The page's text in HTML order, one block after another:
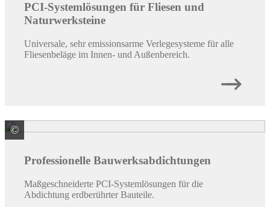
PCI-Systemlösungen für Fliesen und
Naturwerksteine
Universale, sehr emissionsarme Verlegesysteme für alle
Fliesenbeläge im Innen- und Außenbereich.
© PCI Augsburg GmbH
Professionelle Bauwerksabdichtungen
Maßgeschneiderte PCI-Systemlösungen für die
Abdichtung erdberührter Bauteile.